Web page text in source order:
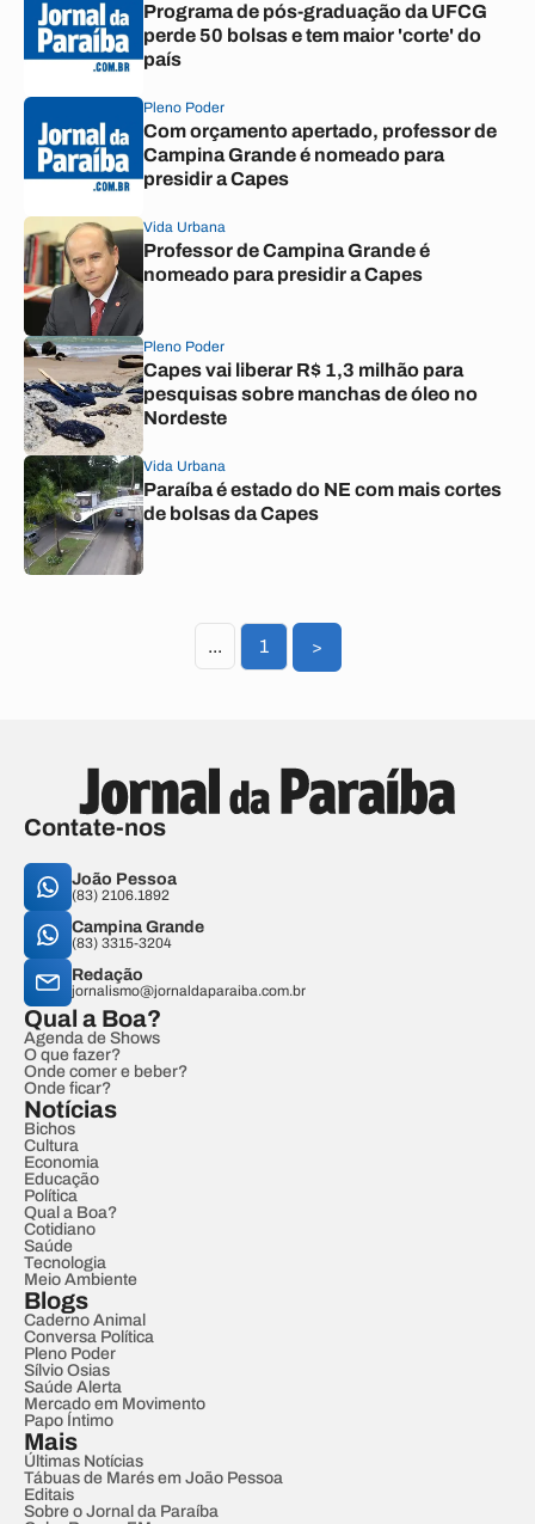
Programa de pós-graduação da UFCG
perde 50 bolsas e tem maior 'corte' do
país
Pleno Poder
Com orçamento apertado, professor de
Campina Grande é nomeado para
presidir a Capes
Vida Urbana
Professor de Campina Grande é
nomeado para presidir a Capes
Pleno Poder
Capes vai liberar R$ 1,3 milhão para
pesquisas sobre manchas de óleo no
Nordeste
Vida Urbana
Paraíba é estado do NE com mais cortes
de bolsas da Capes
... 1 >
Contate-nos
João Pessoa
(83) 2106.1892
Campina Grande
(83) 3315-3204
Redação
jornalismo@jornaldaparaiba.com.br
Qual a Boa?
Agenda de Shows
O que fazer?
Onde comer e beber?
Onde ficar?
Notícias
Bichos
Cultura
Economia
Educação
Política
Qual a Boa?
Cotidiano
Saúde
Tecnologia
Meio Ambiente
Blogs
Caderno Animal
Conversa Política
Pleno Poder
Sílvio Osias
Saúde Alerta
Mercado em Movimento
Papo Íntimo
Mais
Últimas Notícias
Tábuas de Marés em João Pessoa
Editais
Sobre o Jornal da Paraíba